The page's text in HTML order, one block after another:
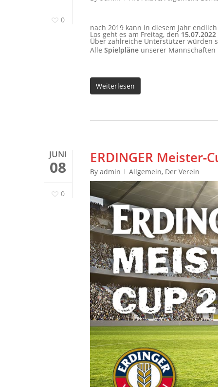
0
nach 2019 kann in diesem Jahr
Los geht es am Freitag, den
Über zahlreiche Unterstützer würden
Alle Spielpläne unserer
Weiterlesen
JUNI
08
0
ERDINGER Meister-
By admin Allgemein, Der Verein